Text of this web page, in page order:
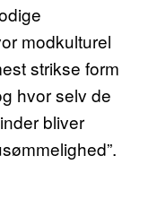
modkulturel
strikse form
hvor selv de
bliver